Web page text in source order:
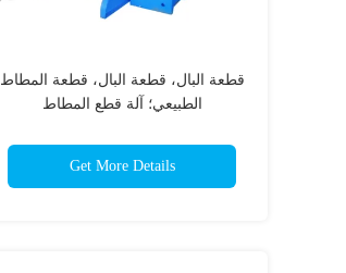
قطعة البال، قطعة البال، قطعة المطاط
الطبيعي؛ آلة قطع المطاط
Get More Details